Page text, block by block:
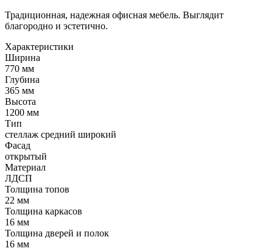
Традиционная, надежная офисная мебель. Выглядит
благородно и эстетично.
Характеристики
Ширина
770 мм
Глубина
365 мм
Высота
1200 мм
Тип
стеллаж средний широкий
Фасад
открытый
Материал
ЛДСП
Толщина топов
22 мм
Толщина каркасов
16 мм
Толщина дверей и полок
16 мм